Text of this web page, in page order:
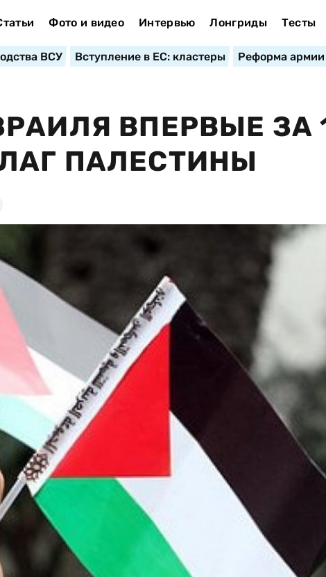
Фото и видео Интервью Лонгриды Тесты
ВСУ Вступление в ЕС: кластеры Реформа армии
ВПЕРВЫЕ ЗА
ПАЛЕСТИНЫ